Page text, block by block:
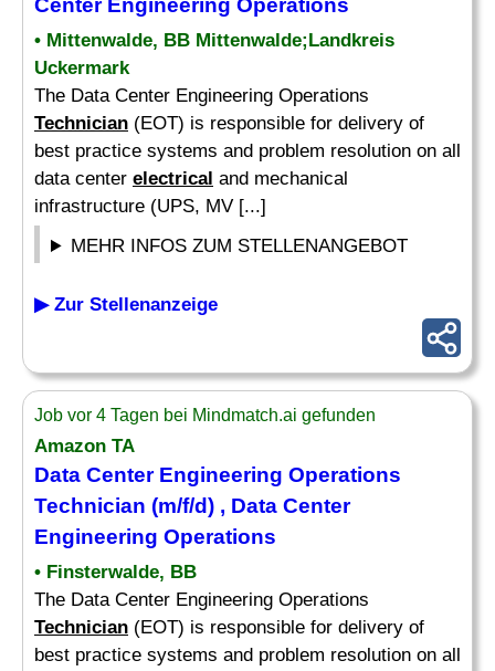
Center Engineering Operations
• Mittenwalde, BB Mittenwalde;Landkreis
Uckermark
The Data Center Engineering Operations
Technician (EOT) is responsible for delivery of
best practice systems and problem resolution on all
data center electrical and mechanical
infrastructure (UPS, MV [...]
MEHR INFOS ZUM STELLENANGEBOT
▶ Zur Stellenanzeige
Job vor 4 Tagen bei Mindmatch.ai gefunden
Amazon TA
Data Center Engineering Operations
Technician (m/f/d) , Data Center
Engineering Operations
• Finsterwalde, BB
The Data Center Engineering Operations
Technician (EOT) is responsible for delivery of
best practice systems and problem resolution on all